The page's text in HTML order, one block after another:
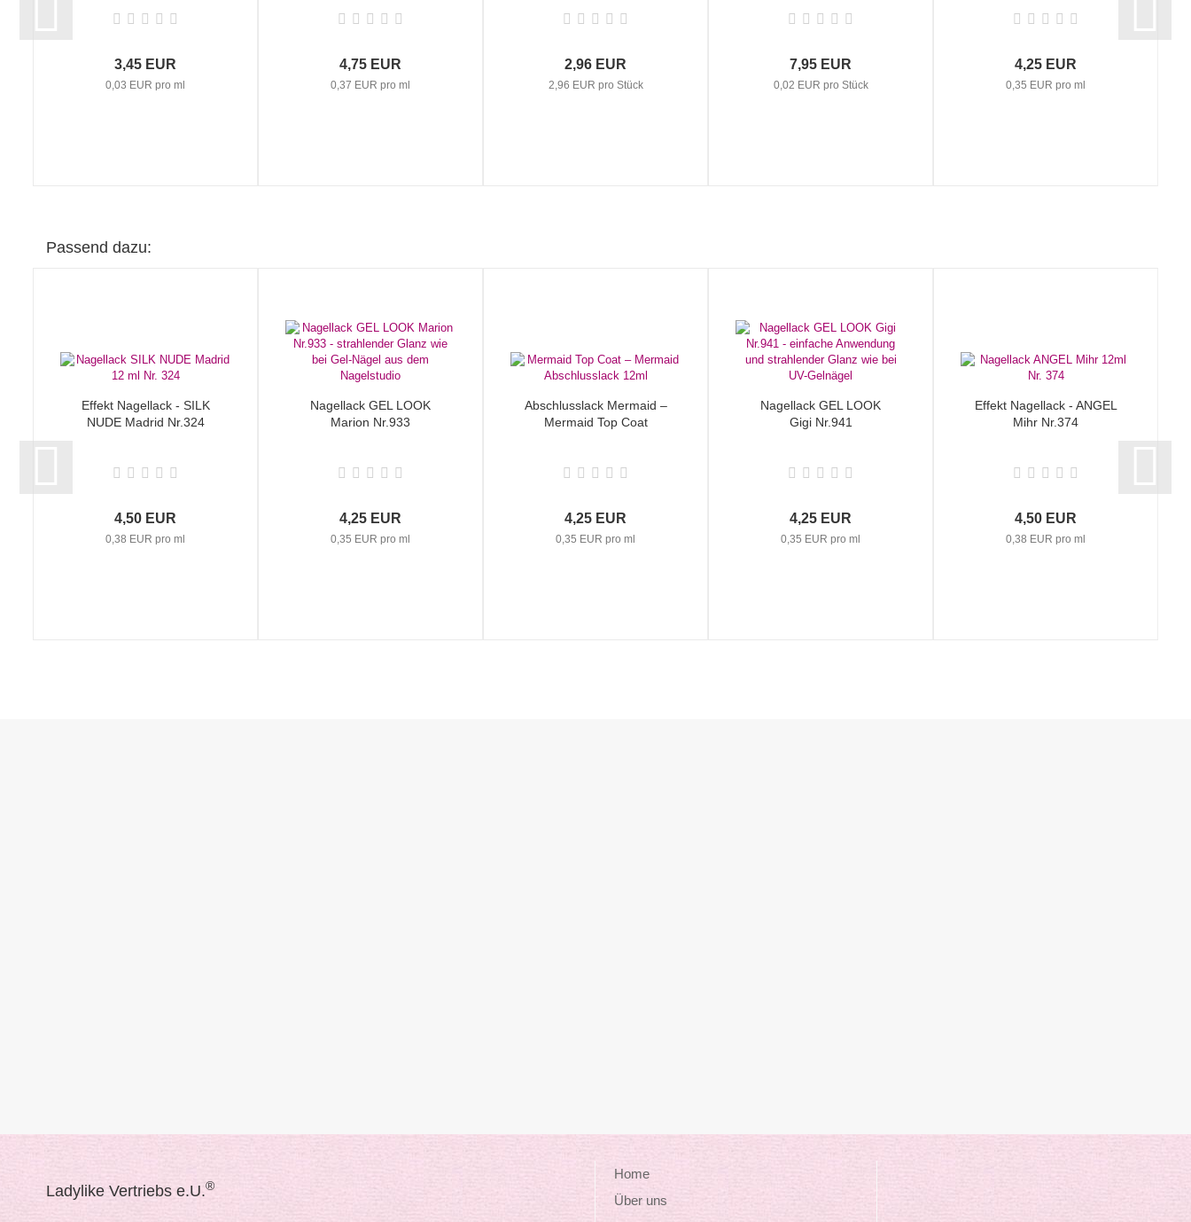
3,45 EUR
0,03 EUR pro ml
4,75 EUR
0,37 EUR pro ml
2,96 EUR
2,96 EUR pro Stück
7,95 EUR
0,02 EUR pro Stück
4,25 EUR
0,35 EUR pro ml
Passend dazu:
Effekt Nagellack - SILK
NUDE Madrid Nr.324
4,50 EUR
0,38 EUR pro ml
Nagellack GEL LOOK
Marion Nr.933
4,25 EUR
0,35 EUR pro ml
Abschlusslack Mermaid –
Mermaid Top Coat
4,25 EUR
0,35 EUR pro ml
Nagellack GEL LOOK
Gigi Nr.941
4,25 EUR
0,35 EUR pro ml
Effekt Nagellack - ANGEL
Mihr Nr.374
4,50 EUR
0,38 EUR pro ml
Ladylike Vertriebs e.U.®
Home
Über uns